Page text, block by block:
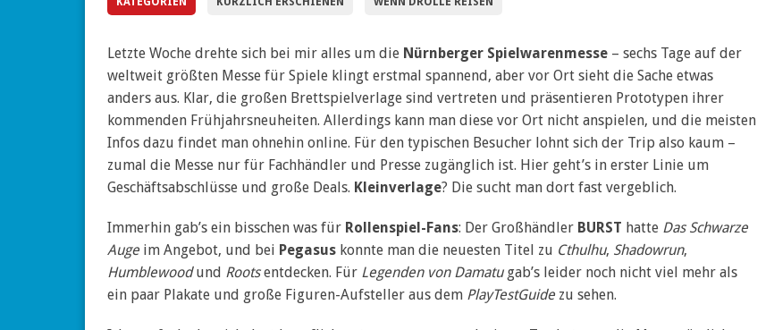
Letzte Woche drehte sich bei mir alles um die Nürnberger Spielwarenmesse– sechs Tage auf der
weltweit größten Messe für Spiele klingt erstmal spannend, aber vor Ort sieht die Sache etwas
anders aus. Klar, die großen Brettspielverlage sind vertreten und präsentieren Prototypen ihrer
kommenden Frühjahrsneuheiten. Allerdings kann man diese vor Ort nicht anspielen, und die meisten
Infos dazu findet man ohnehin online. Für den typischen Besucher lohnt sich der Trip also kaum –
zumal die Messe nur für Fachhändler und Presse zugänglich ist. Hier geht’s in erster Linie um
Geschäftsabschlüsse und große Deals. Kleinverlage? Die sucht man dort fast vergeblich.
Immerhin gab’s ein bisschen was für Rollenspiel-Fans: Der Großhändler BURST hatte Das Schwarze
Augeim Angebot, und bei Pegasuskonnte man die neuesten Titel zu Cthulhu, Shadowrun,
Humblewoodund Rootsentdecken. Für Legenden von Damatugab’s leider noch nicht viel mehr als
ein paar Plakate und große Figuren-Aufsteller aus dem PlayTestGuidezu sehen.